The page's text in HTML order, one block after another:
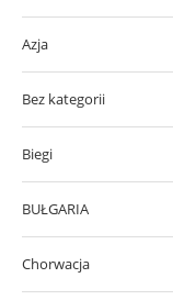
Azja
Bez kategorii
Biegi
BUŁGARIA
Chorwacja